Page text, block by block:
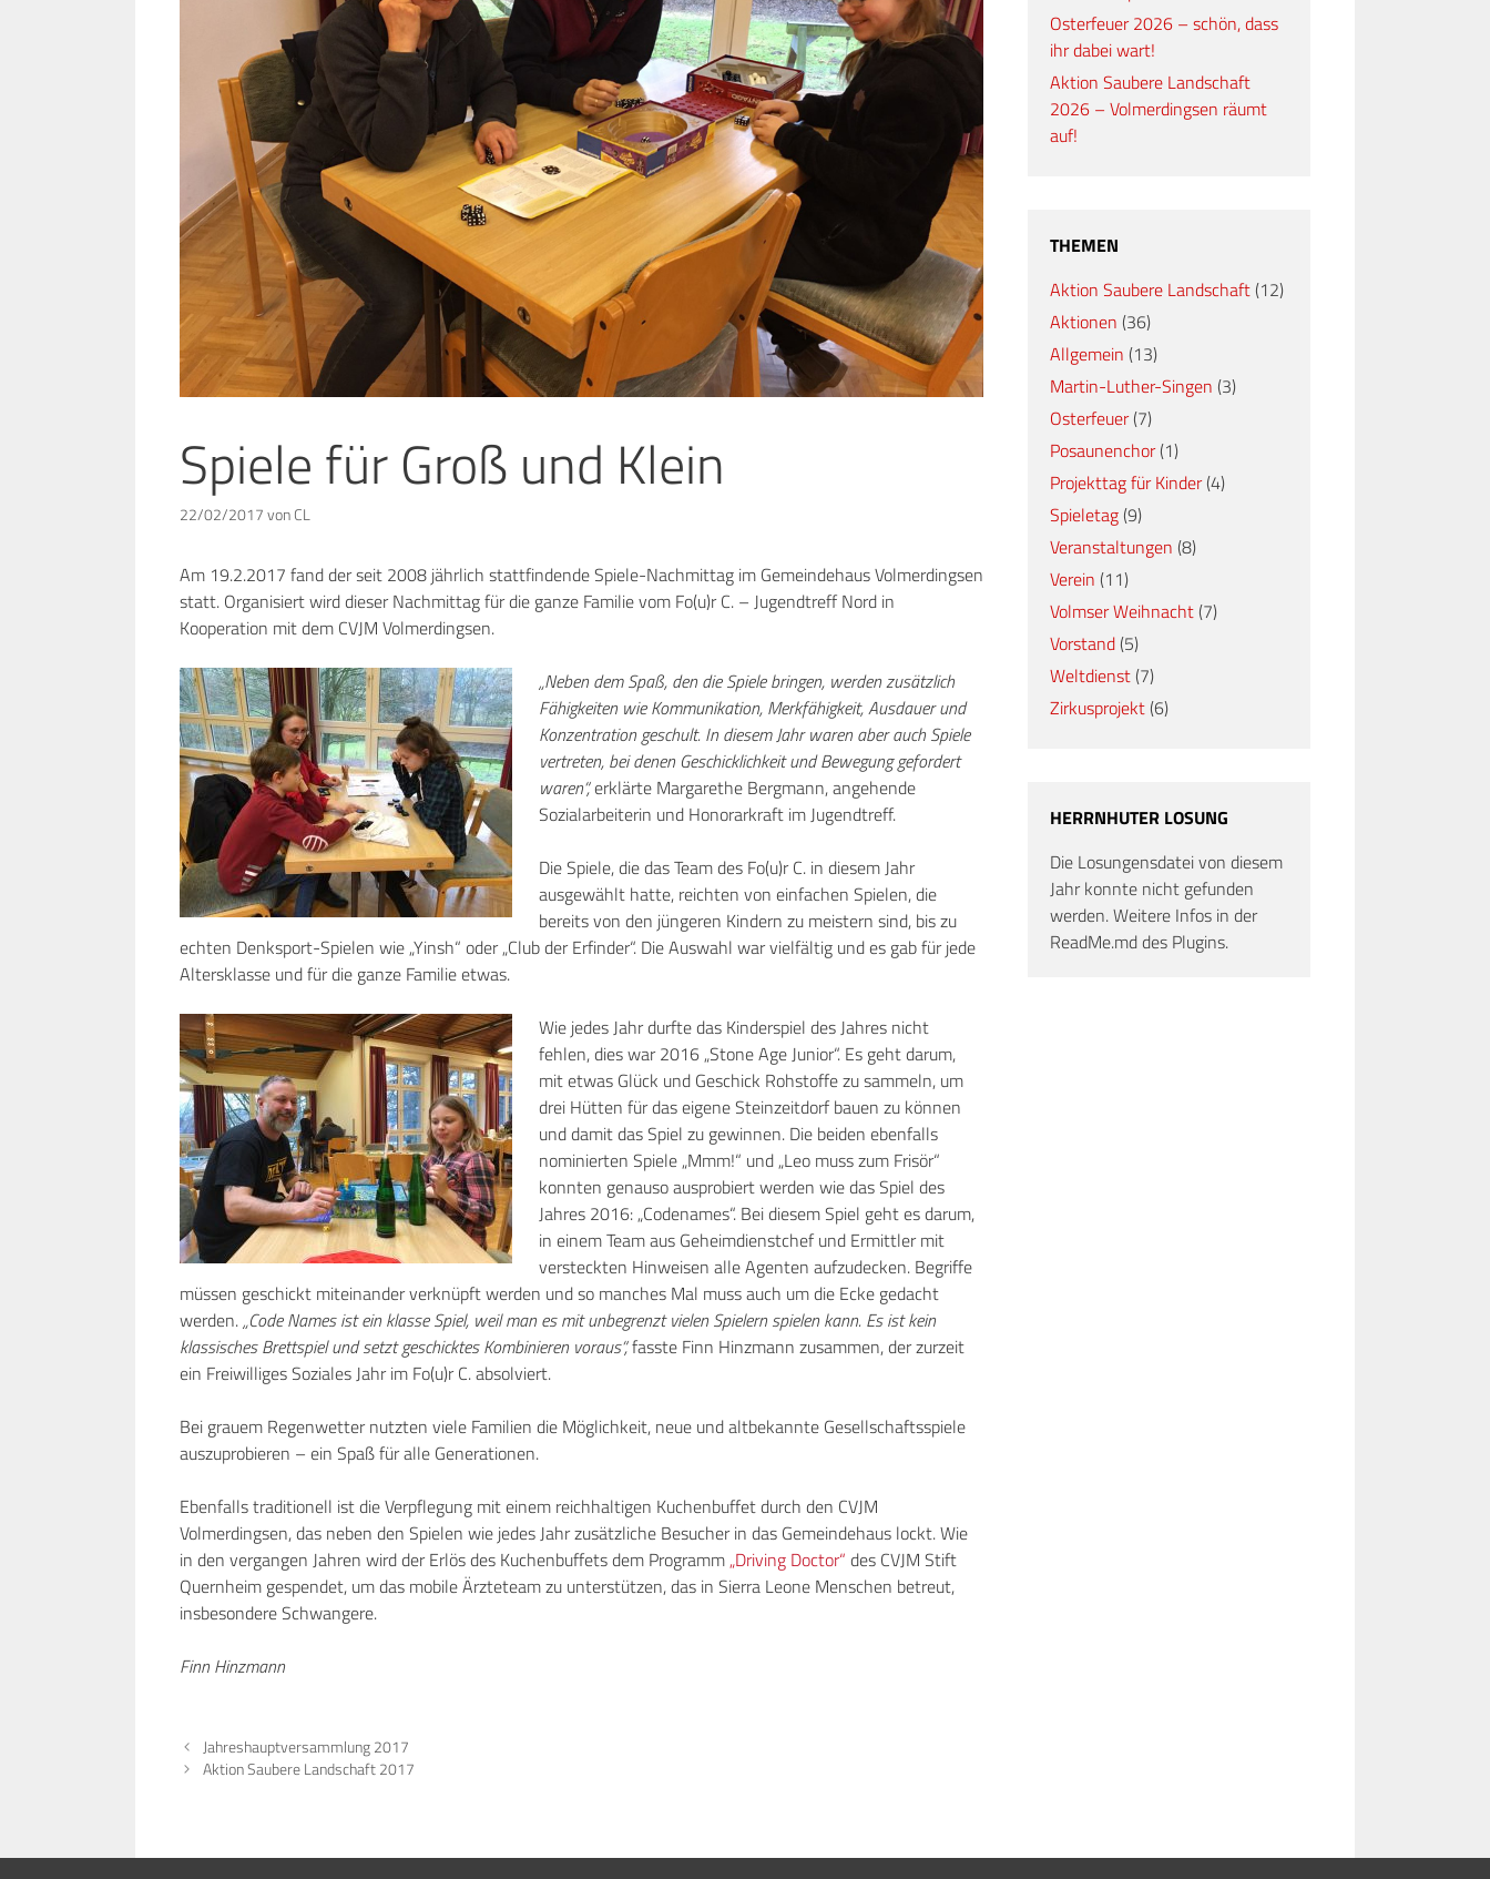
Spiele für Groß und Klein
22/02/2017 von CL
Am 19.2.2017 fand der seit 2008 jährlich stattfindende Spiele-Nachmittag im Gemeindehaus Volmerdingsen
statt. Organisiert wird dieser Nachmittag für die ganze Familie vom Fo(u)r C. – Jugendtreff Nord in
Kooperation mit dem CVJM Volmerdingsen.
„Neben dem Spaß, den die Spiele bringen, werden zusätzlich
Fähigkeiten wie Kommunikation, Merkfähigkeit, Ausdauer und
Konzentration geschult. In diesem Jahr waren aber auch Spiele
vertreten, bei denen Geschicklichkeit und Bewegung gefordert
waren“,erklärte Margarethe Bergmann, angehende
Sozialarbeiterin und Honorarkraft im Jugendtreff.
Die Spiele, die das Team des Fo(u)r C. in diesem Jahr
ausgewählt hatte, reichten von einfachen Spielen, die
bereits von den jüngeren Kindern zu meistern sind, bis zu
echten Denksport-Spielen wie „Yinsh“ oder „Club der Erfinder“. Die Auswahl war vielfältig und es gab für jede
Altersklasse und für die ganze Familie etwas.
Wie jedes Jahr durfte das Kinderspiel des Jahres nicht
fehlen, dies war 2016 „Stone Age Junior“. Es geht darum,
mit etwas Glück und Geschick Rohstoffe zu sammeln, um
drei Hütten für das eigene Steinzeitdorf bauen zu können
und damit das Spiel zu gewinnen. Die beiden ebenfalls
nominierten Spiele „Mmm!“ und „Leo muss zum Frisör“
konnten genauso ausprobiert werden wie das Spiel des
Jahres 2016: „Codenames“. Bei diesem Spiel geht es darum,
in einem Team aus Geheimdienstchef und Ermittler mit
versteckten Hinweisen alle Agenten aufzudecken. Begriffe
müssen geschickt miteinander verknüpft werden und so manches Mal muss auch um die Ecke gedacht
werden. „Code Names ist ein klasse Spiel, weil man es mit unbegrenzt vielen Spielern spielen kann. Es ist kein
klassisches Brettspiel und setzt geschicktes Kombinieren voraus“,fasste Finn Hinzmann zusammen, der zurzeit
ein Freiwilliges Soziales Jahr im Fo(u)r C. absolviert.
Bei grauem Regenwetter nutzten viele Familien die Möglichkeit, neue und altbekannte Gesellschaftsspiele
auszuprobieren – ein Spaß für alle Generationen.
Ebenfalls traditionell ist die Verpflegung mit einem reichhaltigen Kuchenbuffet durch den CVJM
Volmerdingsen, das neben den Spielen wie jedes Jahr zusätzliche Besucher in das Gemeindehaus lockt. Wie
in den vergangen Jahren wird der Erlös des Kuchenbuffets dem Programm „Driving Doctor“ des CVJM Stift
Quernheim gespendet, um das mobile Ärzteteam zu unterstützen, das in Sierra Leone Menschen betreut,
insbesondere Schwangere.
Finn Hinzmann
Jahreshauptversammlung 2017
Aktion Saubere Landschaft 2017
Osterfeuer 2026 – schön, dass
ihr dabei wart!
Aktion Saubere Landschaft
2026 – Volmerdingsen räumt
auf!
THEMEN
Aktion Saubere Landschaft (12)
Aktionen (36)
Allgemein (13)
Martin-Luther-Singen (3)
Osterfeuer(7)
Posaunenchor(1)
Projekttag für Kinder(4)
Spieletag (9)
Veranstaltungen (8)
Verein (11)
Volmser Weihnacht (7)
Vorstand (5)
Weltdienst (7)
Zirkusprojekt (6)
HERRNHUTER LOSUNG
Die Losungensdatei von diesem
Jahr konnte nicht gefunden
werden. Weitere Infos in der
ReadMe.md des Plugins.